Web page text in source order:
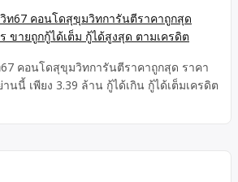
คอนโดสุขุมวิทการันตีราคาถูกสุด ราคา
นนี้ เพียง 3.39 ล้าน กู้ได้เกิน กู้ได้เต็มเครดิต